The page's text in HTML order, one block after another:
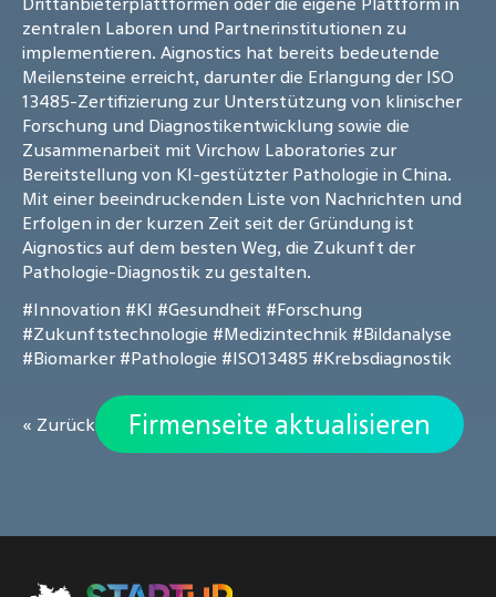
zentralen Laboren und Partnerinstitutionen zu
implementieren. Aignostics hat bereits bedeutende
Meilensteine erreicht, darunter die Erlangung der ISO
13485-Zertifizierung zur Unterstützung von klinischer
Forschung und Diagnostikentwicklung sowie die
Zusammenarbeit mit Virchow Laboratories zur
Bereitstellung von KI-gestützter Pathologie in China.
Mit einer beeindruckenden Liste von Nachrichten und
Erfolgen in der kurzen Zeit seit der Gründung ist
Aignostics auf dem besten Weg, die Zukunft der
Pathologie-Diagnostik zu gestalten.
#Innovation #KI #Gesundheit #Forschung
#Zukunftstechnologie #Medizintechnik #Bildanalyse
#Biomarker #Pathologie #ISO13485 #Krebsdiagnostik
« Zurück Firmenseite aktualisieren